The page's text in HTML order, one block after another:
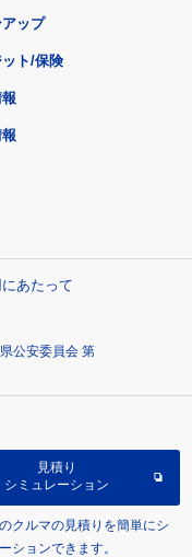
ップ
ト/保険
にあたって
公安委員会 第
見積り
シミュレーション
クルマの見積りを簡単にシ
ションできます。